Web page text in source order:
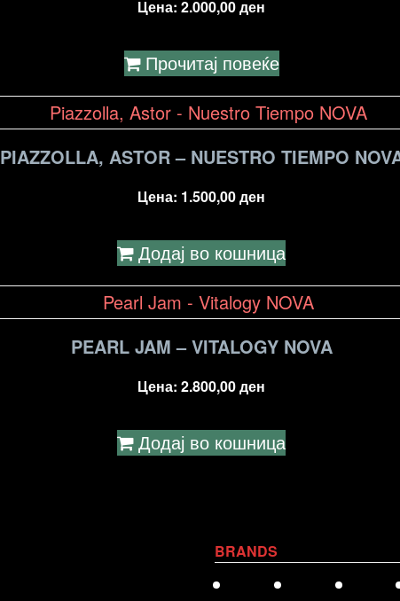
Цена: 2.000,00ден
Прочитај повеќе
PIAZZOLLA, ASTOR – NUESTRO TIEMPO
Цена: 1.500,00ден
Додај во кошница
PEARL JAM – VITALOGY NOVA
Цена: 2.800,00ден
Додај во кошница
BRANDS